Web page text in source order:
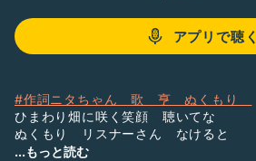
アプリで聴く
#作詞ニタちゃん 歌 亨 ぬくもり
ひまわり畑に咲く笑顔 聴いてな
ぬくもり リスナーさん なけると
癒される ユウチュウブで 配信中
...もっと読む